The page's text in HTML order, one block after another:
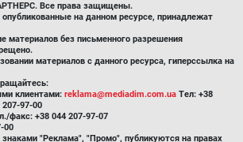
Все права защищены.
на данном ресурсе, принадлежат
материалов без письменного разрешения
материалов с данного ресурса, гиперссылка на
клиентами: reklama@mediadim.com.ua Тел: +38
207-97-00
факс: +38 044 207-97-07
00
"Реклама", "Промо", публикуются на правах